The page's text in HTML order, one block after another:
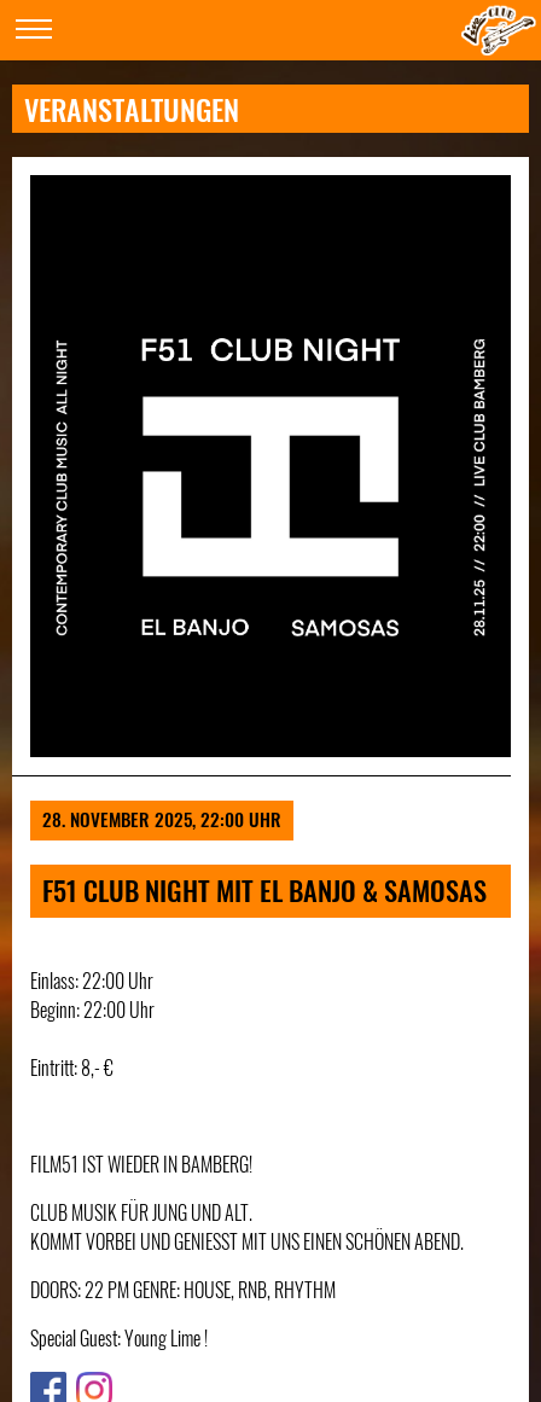
VERANSTALTUNGEN
28. NOVEMBER 2025, 22:00 UHR
F51 CLUB NIGHT MIT EL BANJO & SAMOSAS
Einlass: 22:00 Uhr
Beginn: 22:00 Uhr
Eintritt: 8,- €
FILM51 IST WIEDER IN BAMBERG!
CLUB MUSIK FÜR JUNG UND ALT.
KOMMT VORBEI UND GENIESST MIT UNS EINEN SCHÖNEN ABEND.
DOORS: 22 PM GENRE: HOUSE, RNB, RHYTHM
Special Guest: Young Lime !
Link
Link